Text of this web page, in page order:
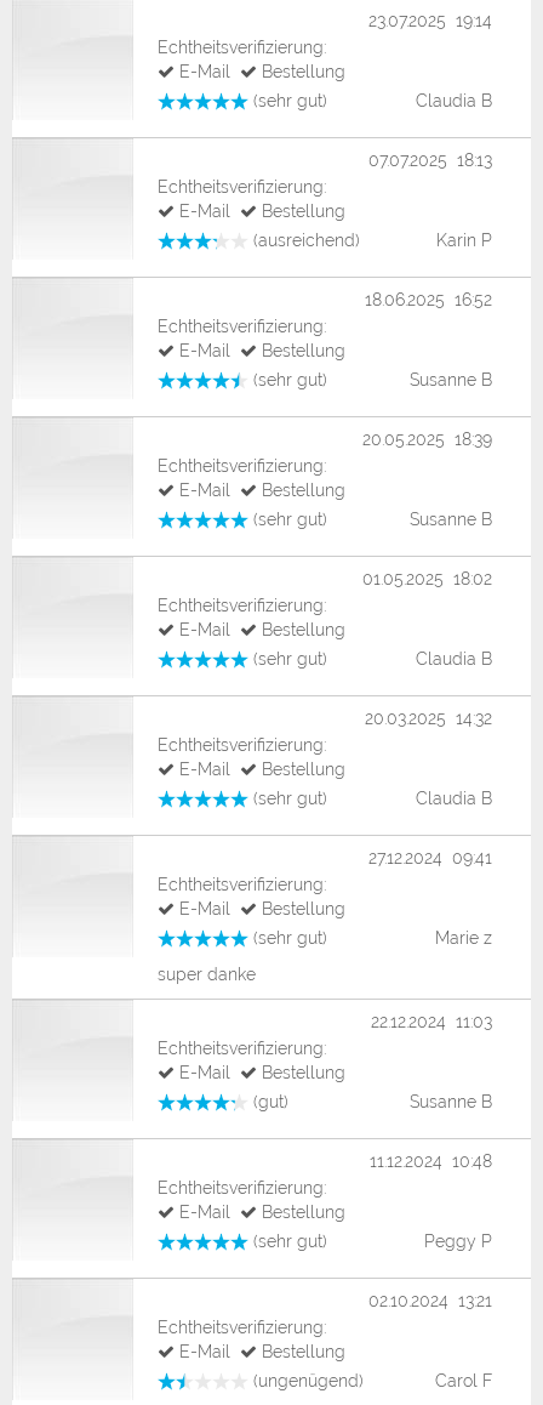
(sehr gut) Claudia B
23.07.2025 19:14
Echtheitsverifizierung:
E-Mail
Bestellung
(ausreichend) Karin P
07.07.2025 18:13
Echtheitsverifizierung:
E-Mail
Bestellung
(sehr gut) Susanne B
18.06.2025 16:52
Echtheitsverifizierung:
E-Mail
Bestellung
(sehr gut) Susanne B
20.05.2025 18:39
Echtheitsverifizierung:
E-Mail
Bestellung
(sehr gut) Claudia B
01.05.2025 18:02
Echtheitsverifizierung:
E-Mail
Bestellung
(sehr gut) Claudia B
20.03.2025 14:32
Echtheitsverifizierung:
E-Mail
Bestellung
(sehr gut) Marie z
27.12.2024 09:41
Echtheitsverifizierung:
E-Mail
Bestellung
super danke
(gut) Susanne B
22.12.2024 11:03
Echtheitsverifizierung:
E-Mail
Bestellung
(sehr gut) Peggy P
11.12.2024 10:48
Echtheitsverifizierung:
E-Mail
Bestellung
(ungenügend) Carol F
02.10.2024 13:21
Echtheitsverifizierung:
E-Mail
Bestellung